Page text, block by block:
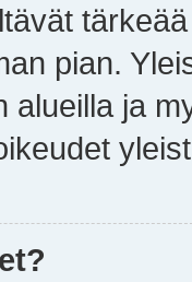
pian.
alueilla ja